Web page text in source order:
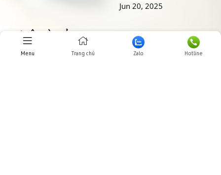
Jun 20, 2025
THƯ VIỆN HÌNH ẢNHH
Menu Trang chủ Zalo Hotline